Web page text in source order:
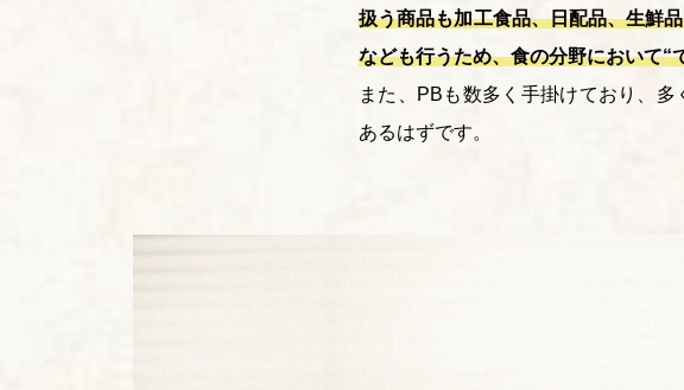
扱う商品も加工食品、日配品、生鮮
なども行うため、食の分野において“
また、
PB も数多く手掛けており、
あるはずです。